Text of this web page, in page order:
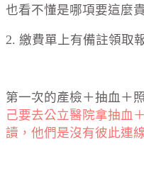
也看不懂是哪項要這麼
2. 繳費單上有備註領取
第一次的產檢＋抽血＋
己要去公立醫院拿抽血
讀，他們是沒有彼此連